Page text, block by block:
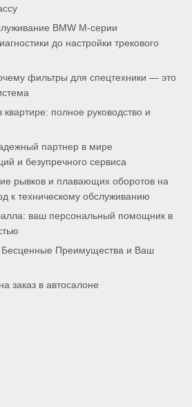
BMW M-серии
до настройки трекового
фильтры для спецтехники — это
квартире: полное руководство и
партнер в мире
и безупречного сервиса
рывков и плавающих оборотов на
к техническому обслуживанию
ваш персональный помощник в
Бесценные Преимущества и Ваш
заказ в автосалоне